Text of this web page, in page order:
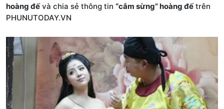
hoàng đếvà chia sẻ thông tin “cắm sừng” hoàng đếtrên
PHUNUTODAY.VN